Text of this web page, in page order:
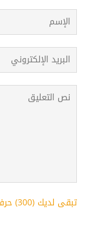
تبقى لديك (300
)